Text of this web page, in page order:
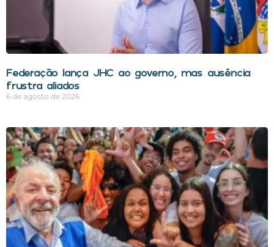
Federação lança JHC ao governo, mas ausência
frustra aliados
6 de agosto de 2026